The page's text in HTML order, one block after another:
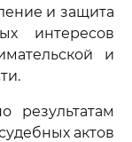
и защита
интересов
и
результатам
актов